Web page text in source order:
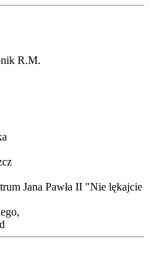
R.M.
Jana Pawła II "Nie lękajcie